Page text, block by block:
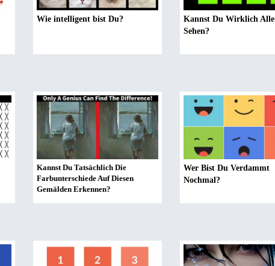
Wie intelligent bist Du?
Kannst Du Wirklich Alle
Sehen?
Kannst Du Tatsächlich Die
Farbunterschiede Auf Diesen
Gemälden Erkennen?
Wer Bist Du Verdammt
Nochmal?